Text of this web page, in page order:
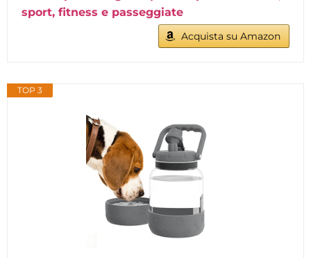
sport, fitness e passeggiate
Acquista su Amazon
TOP 3